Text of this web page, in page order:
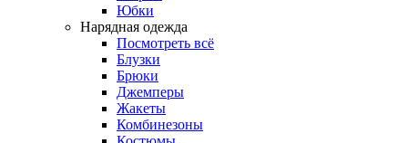
Юбки
Нарядная одежда
Посмотреть всё
Блузки
Брюки
Джемперы
Жакеты
Комбинезоны